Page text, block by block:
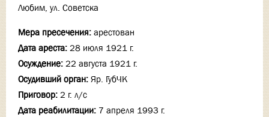
Любим, ул. Советска
Мера пресечения: арестован
Дата ареста: 28 июля 1921 г.
Осуждение: 22 августа 1921 г.
Осудивший орган: Яр. ГубЧК
Приговор: 2 г. л/с
Дата реабилитации: 7 апреля 1993 г.